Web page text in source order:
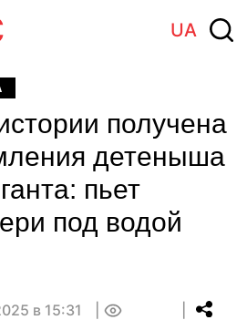
UA
получена
детеныша
пьет
под водой
в 15:31